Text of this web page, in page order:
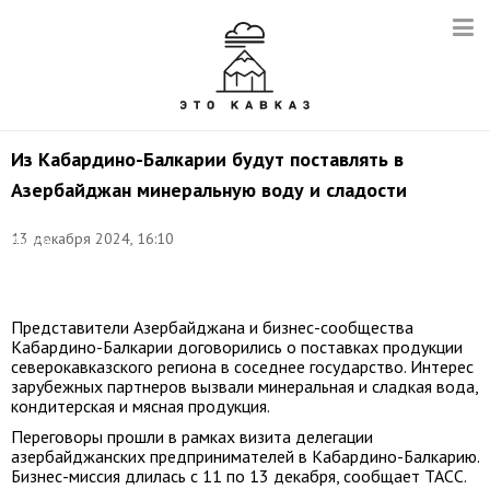
Из Кабардино-Балкарии будут поставлять в
Азербайджан минеральную воду и сладости
13 декабря 2024, 16:10
Артем
Представители Азербайджана и бизнес-сообщества
Кабардино-Балкарии договорились о поставках продукции
северокавказского региона в соседнее государство. Интерес
зарубежных партнеров вызвали минеральная и сладкая вода,
кондитерская и мясная продукция.
Переговоры прошли в рамках визита делегации
азербайджанских предпринимателей в Кабардино-Балкарию.
Бизнес-миссия длилась с 11 по 13 декабря, сообщает ТАСС.